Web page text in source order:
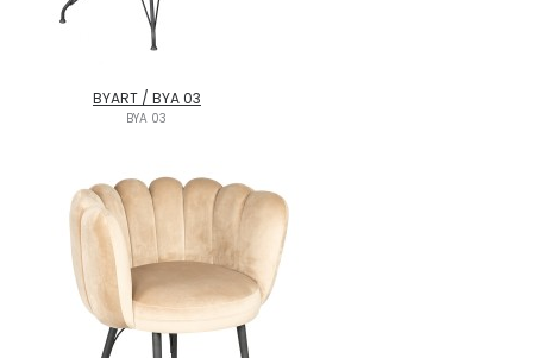
BYART / BYA 03
BYA 03